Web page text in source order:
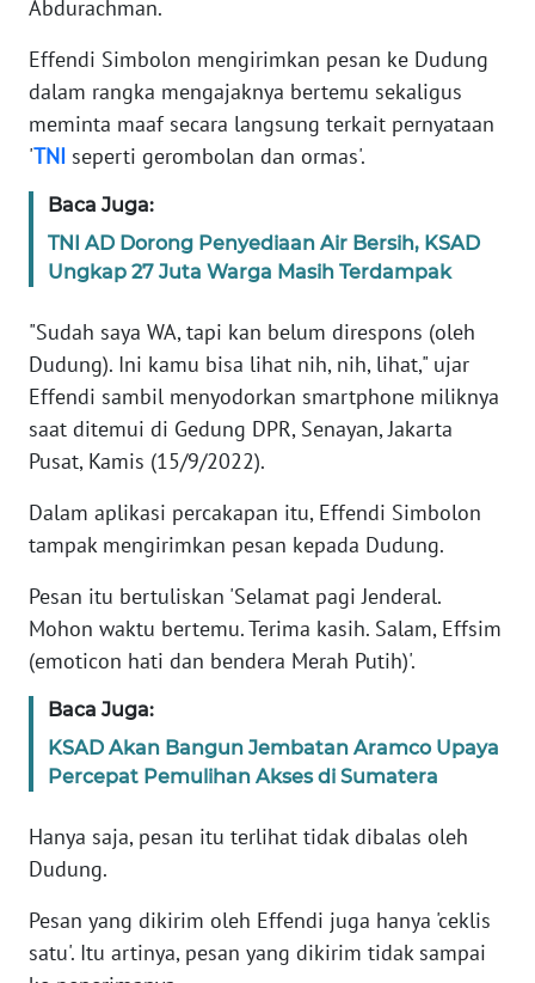
Abdurachman.
Effendi Simbolon mengirimkan pesan ke Dudung
dalam rangka mengajaknya bertemu sekaligus
meminta maaf secara langsung terkait pernyataan
'TNI seperti gerombolan dan ormas'.
Baca Juga:
TNI AD Dorong Penyediaan Air Bersih, KSAD
Ungkap 27 Juta Warga Masih Terdampak
"Sudah saya WA, tapi kan belum direspons (oleh
Dudung). Ini kamu bisa lihat nih, nih, lihat," ujar
Effendi sambil menyodorkan smartphone miliknya
saat ditemui di Gedung DPR, Senayan, Jakarta
Pusat, Kamis (15/9/2022).
Dalam aplikasi percakapan itu, Effendi Simbolon
tampak mengirimkan pesan kepada Dudung.
Pesan itu bertuliskan 'Selamat pagi Jenderal.
Mohon waktu bertemu. Terima kasih. Salam, Effsim
(emoticon hati dan bendera Merah Putih)'.
Baca Juga:
KSAD Akan Bangun Jembatan Aramco Upaya
Percepat Pemulihan Akses di Sumatera
Hanya saja, pesan itu terlihat tidak dibalas oleh
Dudung.
Pesan yang dikirim oleh Effendi juga hanya 'ceklis
satu'. Itu artinya, pesan yang dikirim tidak sampai
KONTAK
KAMI
INFO
TENTANG
KAMI
PEDOMAN
MEDIA
SIBER
REDAKSI
KARIR
Wahana
News
Regional
WN
SUMUT
JAKARTA
WN
JABAR